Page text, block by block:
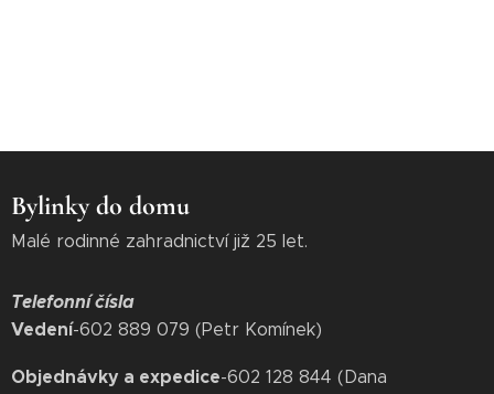
Bylinky do domu
Malé rodinné zahradnictví již 25 let.
Telefonní čísla
Vedení-‭602 889 079‬ (Petr Komínek)
Objednávky a expedice-602 128 844 (Dana